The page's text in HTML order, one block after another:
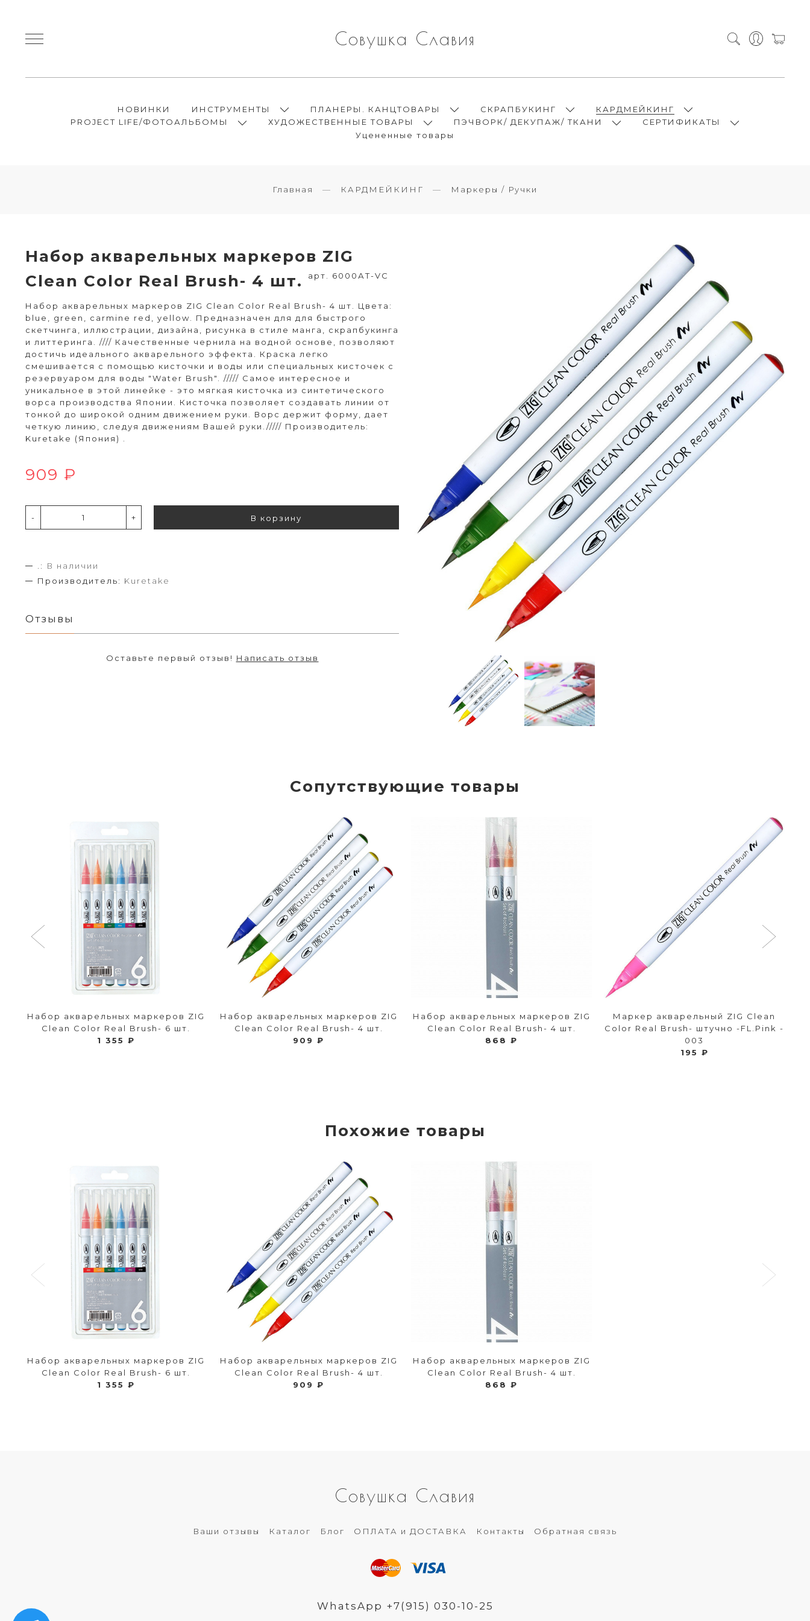
Совушка Славия
НОВИНКИ ИНСТРУМЕНТЫ ПЛАНЕРЫ. КАНЦТОВАРЫ СКРАПБУКИНГ
КАРДМЕЙКИНГ
PROJECT LIFE/ФОТОАЛЬБОМЫ
ХУДОЖЕСТВЕННЫЕ ТОВАРЫ ПЭЧВОРК/ ДЕКУПАЖ/ ТКАНИ
СЕРТИФИКАТЫ
Уцененные товары
Главная КАРДМЕЙКИНГ Маркеры / Ручки
Набор акварельных маркеров ZIG
Clean Color Real Brush- 4 шт.
арт. 6000АТ-VC
Набор акварельных маркеров ZIG Clean Color Real Brush- 4 шт. Цвета:
blue, green, carmine red, yellow. Предназначен для для быстрого
скетчинга, иллюстрации, дизайна, рисунка в стиле манга, скрапбукинга
и литтеринга. //// Качественные чернила на водной основе, позволяют
достичь идеального акварельного эффекта. Краска легко
смешивается с помощью кисточки и воды или специальных кисточек с
резервуаром для воды "Water Brush". ///// Самое интересное и
уникальное в этой линейке - это мягкая кисточка из синтетического
ворса производства Японии. Кисточка позволяет создавать линии от
тонкой до широкой одним движением руки. Ворс держит форму, дает
четкую линию, следуя движениям Вашей руки.///// Производитель:
Kuretake (Япония) .
909 ₽
- + В корзину
.:
В наличии
Производитель: Kuretake
Отзывы
Оставьте первый отзыв! Написать отзыв
Сопутствующие товары
Набор акварельных маркеров ZIG
Clean Color Real Brush- 6 шт.
1 355 ₽
Набор акварельных маркеров ZIG
Clean Color Real Brush- 4 шт.
909 ₽
Набор акварельных маркеров ZIG
Clean Color Real Brush- 4 шт.
868 ₽
Маркер акварельный ZIG Clean
Color Real Brush- штучно -FL.Pink -
003
195 ₽
Похожие товары
Набор акварельных маркеров ZIG
Clean Color Real Brush- 6 шт.
1 355 ₽
Набор акварельных маркеров ZIG
Clean Color Real Brush- 4 шт.
909 ₽
Набор акварельных маркеров ZIG
Clean Color Real Brush- 4 шт.
868 ₽
Совушка Славия
Ваши отзывы Каталог Блог ОПЛАТА и ДОСТАВКА Контакты Обратная связь
WhatsApp +7(915) 030-10-25